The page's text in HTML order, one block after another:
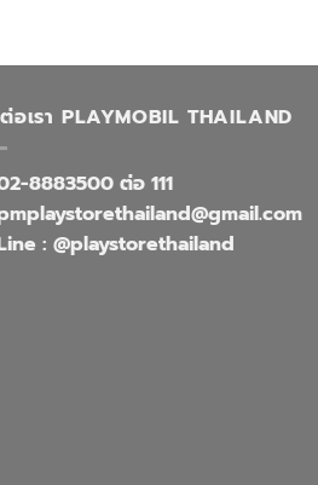
อเรา PLAYMOBIL THAILAND
8883500 ต่อ 111
: @playstorethailand